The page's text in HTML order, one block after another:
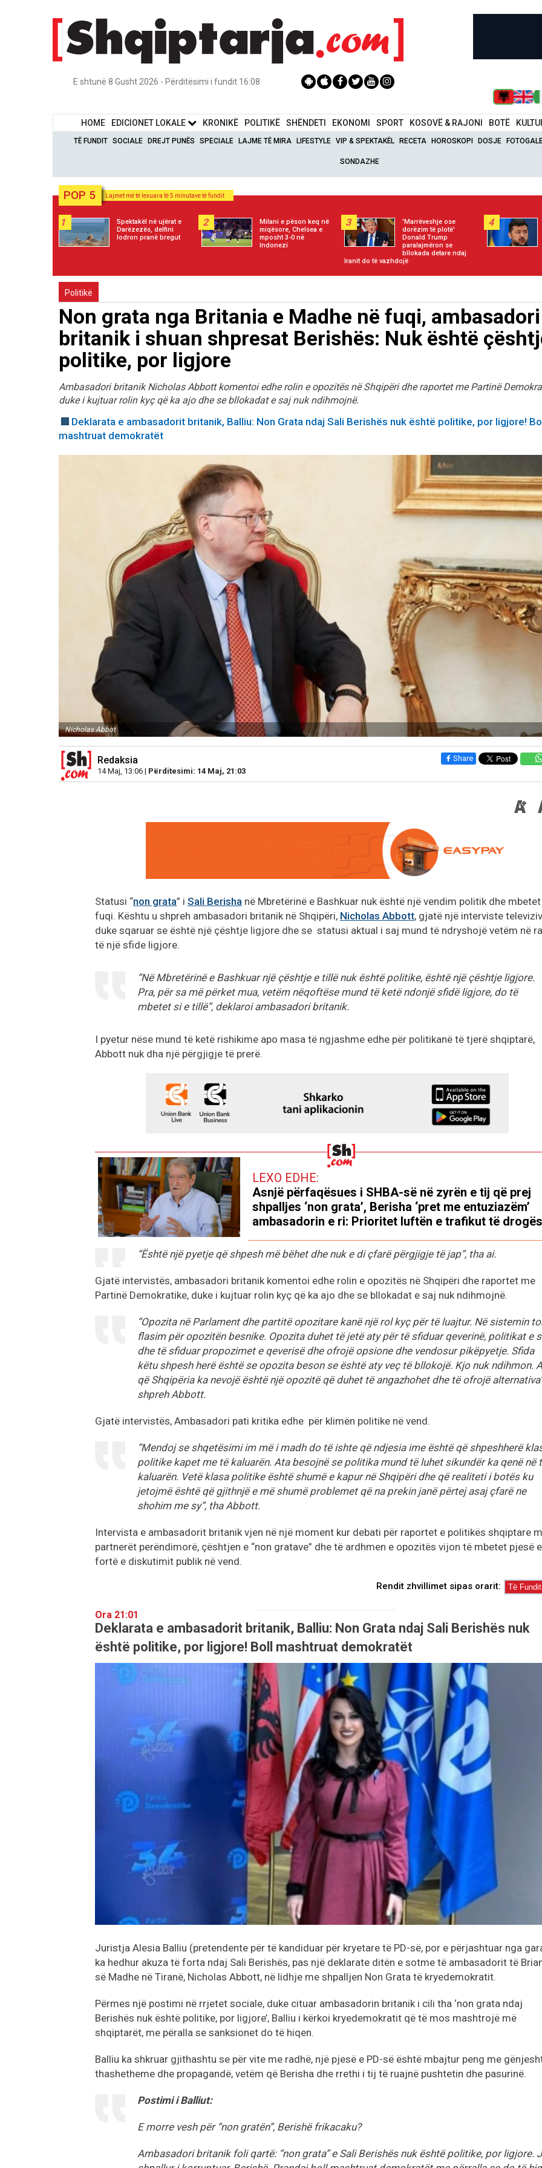
E shtunë 8 Gusht 2026 - Përditësimi i fundit 16:08
HOME EDICIONET LOKALE KRONIKË POLITIKË SHËNDETI EKONOMI SPORT KOSOVË & RAJONI BOTË
TË FUNDIT SOCIALE DREJT PUNËS SPECIALE LAJME TË MIRA LIFESTYLE VIP & SPEKTAKËL RECETA HOROSKOPI DOSJE
SONDAZHE
POP 5 Lajmet më të lexuara të 5 minutave të fundit
1
Spektakël në ujërat e
Darëzezës, delfini
lodron pranë bregut
2
Milani e pëson keq në
miqësore, Chelsea e
mposht 3-0 në
Indonezi
3
'Marrëveshje ose
dorëzim të plotë'
Donald Trump
paralajmëron se
bllokada detare ndaj
Iranit do të vazhdojë
4
Politikë
Non grata nga Britania e Madhe në fuqi, ambasadori
britanik i shuan shpresat Berishës: Nuk është
politike, por ligjore
Ambasadori britanik Nicholas Abbott komentoi edhe rolin e opozitës në Shqipëri dhe raportet me Partinë
duke i kujtuar rolin kyç që ka ajo dhe se bllokadat e saj nuk ndihmojnë.
Deklarata e ambasadorit britanik, Balliu: Non Grata ndaj Sali Berishës nuk është politike, por ligjore!
mashtruat demokratët
Nicholas Abbot
Redaksia
14 Maj, 13:06 | Përditesimi: 14 Maj, 21:03
Share
Statusi “non grata” i Sali Berisha në Mbretërinë e Bashkuar nuk është një vendim politik dhe
fuqi. Kështu u shpreh ambasadori britanik në Shqipëri, Nicholas Abbott, gjatë një interviste
duke sqaruar se është një çështje ligjore dhe se statusi aktual i saj mund të ndryshojë vetëm në
të një sfide ligjore.
“Në Mbretërinë e Bashkuar një çështje e tillë nuk është politike, është një çështje ligjore.
Pra, për sa më përket mua, vetëm nëqoftëse mund të ketë ndonjë sfidë ligjore, do të
mbetet si e tillë”, deklaroi ambasadori britanik.
I pyetur nëse mund të ketë rishikime apo masa të ngjashme edhe për politikanë të tjerë shqiptarë,
Abbott nuk dha një përgjigje të prerë.
LEXO EDHE:
Asnjë përfaqësues i SHBA-së në zyrën e tij që prej
shpalljes ‘non grata’, Berisha ‘pret me entuziazëm’
ambasadorin e ri: Prioritet luftën e trafikut të drogës
“Është një pyetje që shpesh më bëhet dhe nuk e di çfarë përgjigje të jap”, tha ai.
Gjatë intervistës, ambasadori britanik komentoi edhe rolin e opozitës në Shqipëri dhe raportet me
Partinë Demokratike, duke i kujtuar rolin kyç që ka ajo dhe se bllokadat e saj nuk ndihmojnë.
“Opozita në Parlament dhe partitë opozitare kanë një rol kyç për të luajtur. Në sistemin
flasim për opozitën besnike. Opozita duhet të jetë aty për të sfiduar qeverinë, politikat e
dhe të sfiduar propozimet e qeverisë dhe ofrojë opsione dhe vendosur pikëpyetje. Sfida
këtu shpesh herë është se opozita beson se është aty veç të bllokojë. Kjo nuk ndihmon.
që Shqipëria ka nevojë është një opozitë që duhet të angazhohet dhe të ofrojë
shpreh Abbott.
Gjatë intervistës, Ambasadori pati kritika edhe për klimën politike në vend.
“Mendoj se shqetësimi im më i madh do të ishte që ndjesia ime është që shpeshherë
politike kapet me të kaluarën. Ata besojnë se politika mund të luhet sikundër ka qenë në
kaluarën. Vetë klasa politike është shumë e kapur në Shqipëri dhe që realiteti i botës ku
jetojmë është që gjithnjë e më shumë problemet që na prekin janë përtej asaj çfarë ne
shohim me sy”, tha Abbott.
Intervista e ambasadorit britanik vjen në një moment kur debati për raportet e politikës shqiptare
partnerët perëndimorë, çështjen e “non gratave” dhe të ardhmen e opozitës vijon të mbetet pjesë e
fortë e diskutimit publik në vend.
Rendit zhvillimet sipas orarit:
Ora 21:01
Deklarata e ambasadorit britanik, Balliu: Non Grata ndaj Sali Berishës nuk
është politike, por ligjore! Boll mashtruat demokratët
Juristja Alesia Balliu (pretendente për të kandiduar për kryetare të PD-së, por e përjashtuar nga
ka hedhur akuza të forta ndaj Sali Berishës, pas një deklarate ditën e sotme të ambasadorit të
së Madhe në Tiranë, Nicholas Abbott, në lidhje me shpalljen Non Grata të kryedemokratit.
Përmes një postimi në rrjetet sociale, duke cituar ambasadorin britanik i cili tha ‘non grata ndaj
Berishës nuk është politike, por ligjore’, Balliu i kërkoi kryedemokratit që të mos mashtrojë më
shqiptarët, me përalla se sanksionet do të hiqen.
Balliu ka shkruar gjithashtu se për vite me radhë, një pjesë e PD-së është mbajtur peng me
thashetheme dhe propagandë, vetëm që Berisha dhe rrethi i tij të ruajnë pushtetin dhe pasurinë.
Postimi i Balliut:
E morre vesh për “non gratën”, Berishë frikacaku?
Ambasadori britanik foli qartë: “non grata” e Sali Berishës nuk është politike, por ligjore.